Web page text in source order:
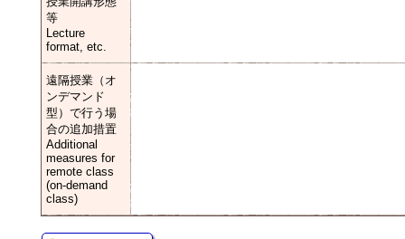
等
Lecture
format, etc.
遠隔授業（オ
ンデマンド
型）で行う場
合の追加措置
Additional
measures for
remote class
(on-demand
class)